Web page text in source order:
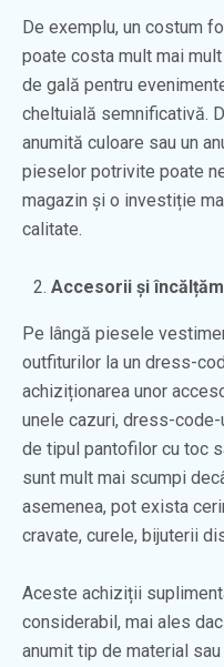
De exemplu, un costum
poate costa mult mai
de gală pentru
cheltuială semnificativă.
anumită culoare sau un
pieselor potrivite poate
magazin și o investiție
calitate.
Accesorii și
Pe lângă piesele
outfiturilor la un dress-
achiziționarea unor
unele cazuri, dress-
de tipul pantofilor cu toc
sunt mult mai scumpi
asemenea, pot exista
cravate, curele, bijuterii
Aceste achiziții
considerabil, mai ales
anumit tip de material